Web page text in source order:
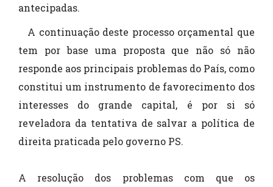
antecipadas.
A continuação deste processo orçamental que
tem por base uma proposta que não só não
responde aos principais problemas do País, como
constitui um instrumento de favorecimento dos
interesses do grande capital, é por si só
reveladora da tentativa de salvar a política de
direita praticada pelo governo PS.
A resolução dos problemas com que os